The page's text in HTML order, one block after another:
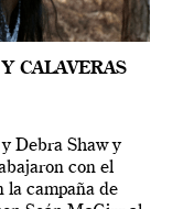
CALAVERAS
Debra Shaw y
con el
la campaña de